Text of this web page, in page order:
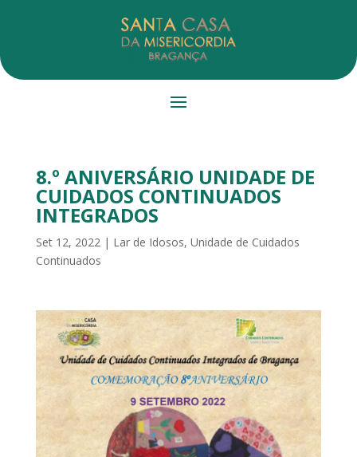
8.º ANIVERSÁRIO UNIDADE DE
CUIDADOS CONTINUADOS
INTEGRADOS
Set 12, 2022| Lar de Idosos, Unidade de Cuidados
Continuados